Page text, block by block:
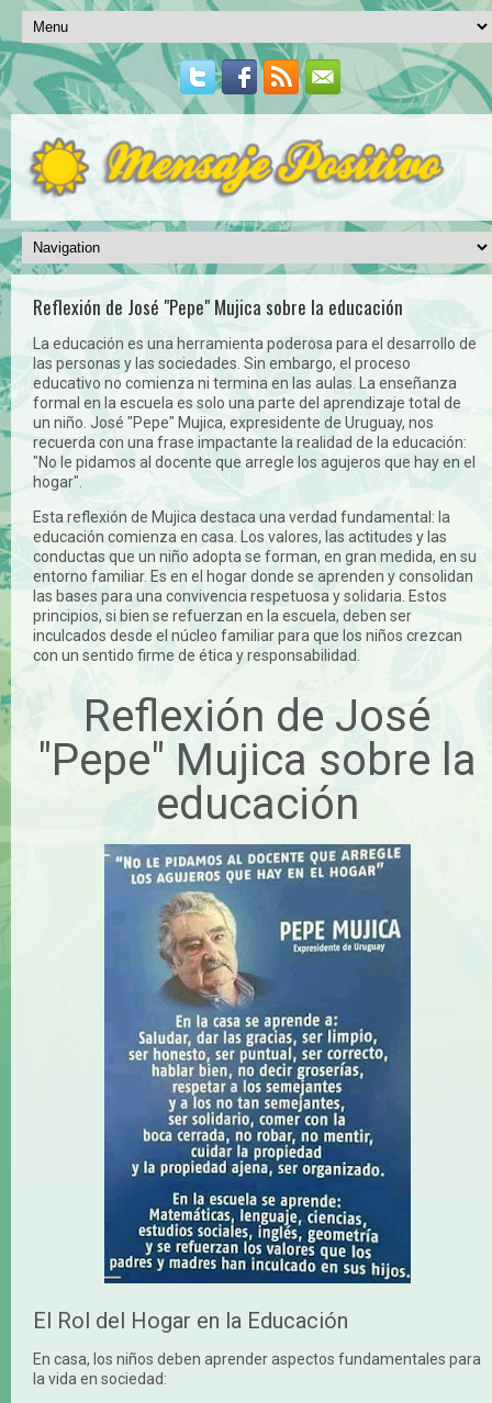
Reflexión de José "Pepe" Mujica sobre la educación
La educación es una herramienta poderosa para el desarrollo de
las personas y las sociedades. Sin embargo, el proceso
educativo no comienza ni termina en las aulas. La enseñanza
formal en la escuela es solo una parte del aprendizaje total de
un niño. José "Pepe" Mujica, expresidente de Uruguay, nos
recuerda con una frase impactante la realidad de la educación:
"No le pidamos al docente que arregle los agujeros que hay en el
hogar".
Esta reflexión de Mujica destaca una verdad fundamental: la
educación comienza en casa. Los valores, las actitudes y las
conductas que un niño adopta se forman, en gran medida, en su
entorno familiar. Es en el hogar donde se aprenden y consolidan
las bases para una convivencia respetuosa y solidaria. Estos
principios, si bien se refuerzan en la escuela, deben ser
inculcados desde el núcleo familiar para que los niños crezcan
con un sentido firme de ética y responsabilidad.
Reflexión de José
"Pepe" Mujica sobre la
educación
El Rol del Hogar en la Educación
En casa, los niños deben aprender aspectos fundamentales para
la vida en sociedad: